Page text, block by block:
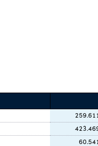
259.611
60.541